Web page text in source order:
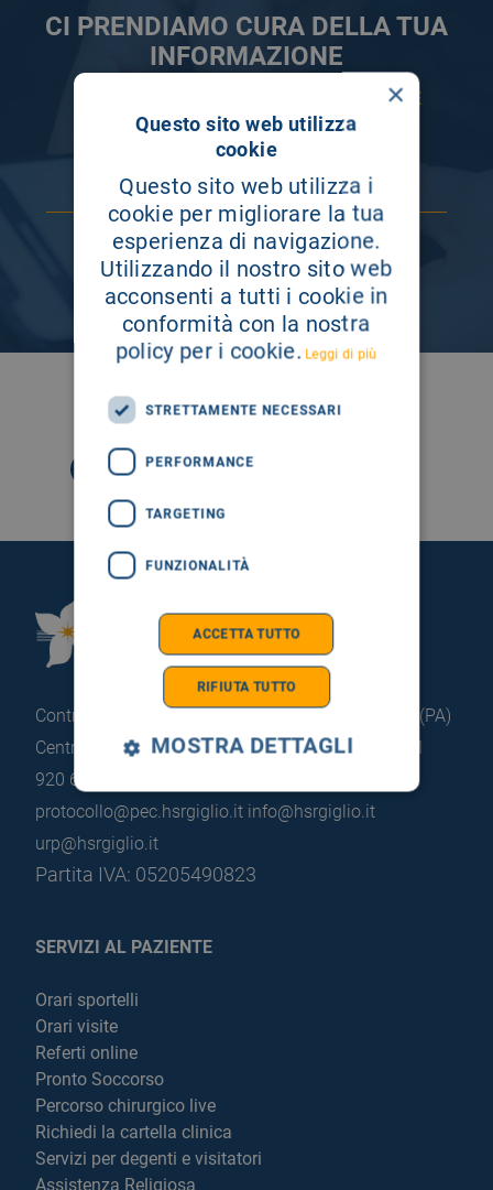
CI PRENDIAMO CURA DELLA TUA
INFORMAZIONE
ISCRIVITI AI NOSTRI CANALI PER RESTARE
SEMPRE AGGIORNATO
SEGUICI SU
Fondazione Istituto
G.Giglio di Cefalù
Contrada Pietrapollastra - Pisciotto 90015 Cefalù (PA)
Centralino: +39 0921 920 111 Portineria: +39 0921
920 663
protocollo@pec.hsrgiglio.it info@hsrgiglio.it
urp@hsrgiglio.it
Partita IVA: 05205490823
SERVIZI AL PAZIENTE
Orari sportelli
Orari visite
Referti online
Pronto Soccorso
Percorso chirurgico live
Richiedi la cartella clinica
Servizi per degenti e visitatori
Assistenza Religiosa
×
Questo sito web utilizza
cookie
Questo sito web utilizza i
cookie per migliorare la tua
esperienza di navigazione.
Utilizzando il nostro sito web
acconsenti a tutti i cookie in
conformità con la nostra
policy per i cookie. Leggi di più
STRETTAMENTE NECESSARI
PERFORMANCE
TARGETING
FUNZIONALITÀ
ACCETTA TUTTO
RIFIUTA TUTTO
MOSTRA DETTAGLI